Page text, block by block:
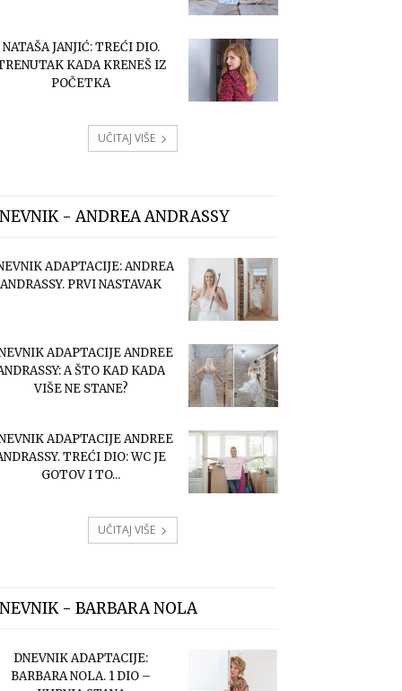
NATAŠA JANJIĆ: TREĆI DIO.
KADA KRENEŠ IZ
POČETKA
UČITAJ VIŠE
- ANDREA ANDRASSY
ADAPTACIJE: ANDREA
ANDRASSY. PRVI NASTAVAK
ADAPTACIJE ANDREE
A ŠTO KAD KADA
VIŠE NE STANE?
ADAPTACIJE ANDREE
TREĆI DIO: WC JE
GOTOV I TO...
UČITAJ VIŠE
- BARBARA NOLA
DNEVNIK ADAPTACIJE:
BARBARA NOLA. 1 DIO –